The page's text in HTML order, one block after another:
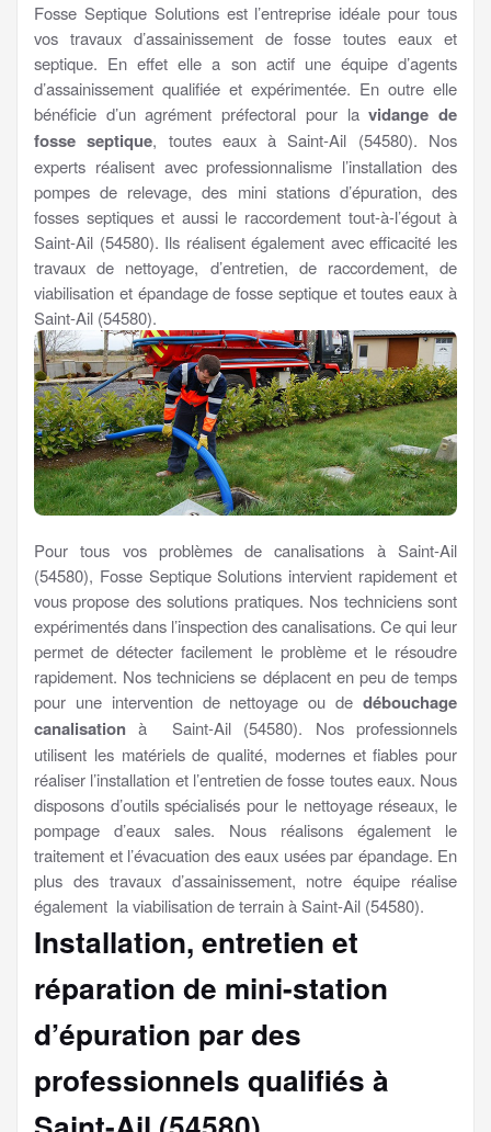
Fosse Septique Solutions est l’entreprise idéale pour tous
vos travaux d’assainissement de fosse toutes eaux et
septique. En effet elle a son actif une équipe d’agents
d’assainissement qualifiée et expérimentée. En outre elle
bénéficie d’un agrément préfectoral pour lavidange de
fosse septique, toutes eaux à Saint-Ail (54580). Nos
experts réalisent avec professionnalisme l’installation des
pompes de relevage, des mini stations d’épuration, des
fosses septiques et aussi le raccordement tout-à-l’égout à
Saint-Ail (54580). Ils réalisent également avec efficacité les
travaux de nettoyage, d’entretien, de raccordement, de
viabilisation et épandage de fosse septique et toutes eaux à
Saint-Ail (54580).
Pour tous vos problèmes de canalisations à Saint-Ail
(54580), Fosse Septique Solutions intervient rapidement et
vous propose des solutions pratiques. Nos techniciens sont
expérimentés dans l’inspection des canalisations. Ce qui leur
permet de détecter facilement le problème et le résoudre
rapidement. Nos techniciens se déplacent en peu de temps
pour une intervention de nettoyage ou de débouchage
canalisation à Saint-Ail (54580). Nos professionnels
utilisent les matériels de qualité, modernes et fiables pour
réaliser l’installation et l’entretien de fosse toutes eaux. Nous
disposons d’outils spécialisés pour le nettoyage réseaux, le
pompage d’eaux sales. Nous réalisons également le
traitement et l’évacuation des eaux usées par épandage. En
plus des travaux d’assainissement, notre équipe réalise
également la viabilisation de terrain à Saint-Ail (54580).
Installation, entretien et
réparation de mini-station
d’épuration par des
professionnels qualifiés à